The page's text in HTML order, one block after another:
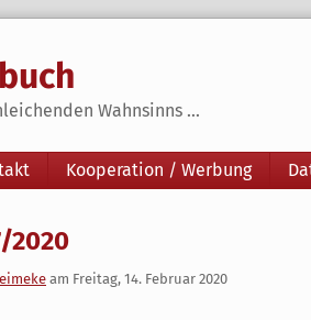
Wahnsinns ...
Kooperation / Werbung
2020
am Freitag, 14. Februar 2020